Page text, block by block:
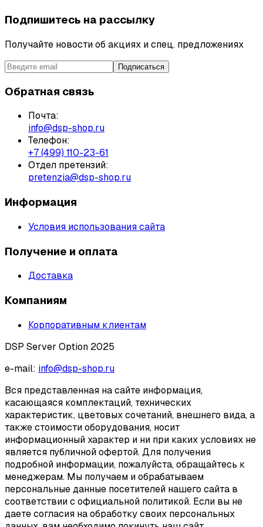
Подпишитесь на рассылку
Получайте новости об акциях и спец. предложениях
Подписаться
Обратная связь
Почта:
info@dsp-shop.ru
Телефон:
+7 (499) 110-23-61
Отдел претензий:
pretenzia@dsp-shop.ru
Информация
Условия использования сайта
Получение и оплата
Доставка
Компаниям
Корпоративным клиентам
DSP Server Option 2025
e-mail: info@dsp-shop.ru
Вся представленная на сайте информация,
касающаяся комплектаций, технических
характеристик, цветовых сочетаний, внешнего вида, а
также стоимости оборудования, носит
информационный характер и ни при каких условиях не
является публичной офертой. Для получения
подробной информации, пожалуйста, обращайтесь к
менеджерам. Мы получаем и обрабатываем
персональные данные посетителей нашего сайта в
соответствии с официальной политикой. Если вы не
даете согласия на обработку своих персональных